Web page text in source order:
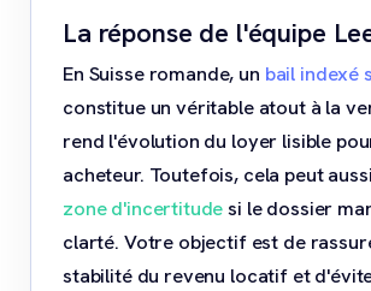
La réponse de l'équipe
En Suisse romande, un bail indexé
constitue un véritable atout à la
rend l'évolution du loyer lisible
acheteur. Toutefois, cela peut
zone d'incertitudesi le dossier
clarté. Votre objectif est de
stabilité du revenu locatif et